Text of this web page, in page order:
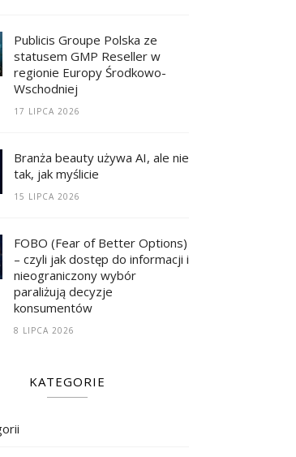
Publicis Groupe Polska ze
statusem GMP Reseller w
regionie Europy Środkowo-
Wschodniej
17 LIPCA 2026
Branża beauty używa AI, ale nie
tak, jak myślicie
15 LIPCA 2026
FOBO (Fear of Better Options)
– czyli jak dostęp do informacji i
nieograniczony wybór
paraliżują decyzje
konsumentów
8 LIPCA 2026
KATEGORIE